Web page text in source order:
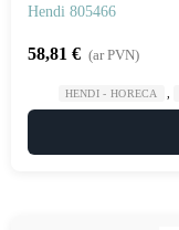
Hendi 805466
58,81 € (ar PVN)
HENDI - HORECA